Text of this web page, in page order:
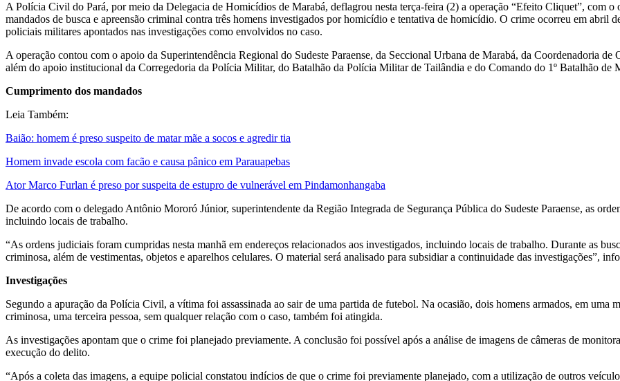
A Polícia Civil do Pará, por meio da Delegacia de Homicídios de Marabá, deflagrou nesta terça-feira (2) a operação “Efeito Cliquet”, com o
mandados de busca e apreensão criminal contra três homens investigados por homicídio e tentativa de homicídio. O crime ocorreu em abril
policiais militares apontados nas investigações como envolvidos no caso.
A operação contou com o apoio da Superintendência Regional do Sudeste Paraense, da Seccional Urbana de Marabá, da Coordenadoria
além do apoio institucional da Corregedoria da Polícia Militar, do Batalhão da Polícia Militar de Tailândia e do Comando do 1º Batalhão de
Cumprimento dos mandados
Leia Também:
Baião: homem é preso suspeito de matar mãe a socos e agredir tia
Homem invade escola com facão e causa pânico em Parauapebas
Ator Marco Furlan é preso por suspeita de estupro de vulnerável em Pindamonhangaba
De acordo com o delegado Antônio Mororó Júnior, superintendente da Região Integrada de Segurança Pública do Sudeste Paraense, as
incluindo locais de trabalho.
“As ordens judiciais foram cumpridas nesta manhã em endereços relacionados aos investigados, incluindo locais de trabalho. Durante as
criminosa, além de vestimentas, objetos e aparelhos celulares. O material será analisado para subsidiar a continuidade das investigações”,
Investigações
Segundo a apuração da Polícia Civil, a vítima foi assassinada ao sair de uma partida de futebol. Na ocasião, dois homens armados, em uma
criminosa, uma terceira pessoa, sem qualquer relação com o caso, também foi atingida.
As investigações apontam que o crime foi planejado previamente. A conclusão foi possível após a análise de imagens de câmeras de
execução do delito.
“Após a coleta das imagens, a equipe policial constatou indícios de que o crime foi previamente planejado, com a utilização de outros